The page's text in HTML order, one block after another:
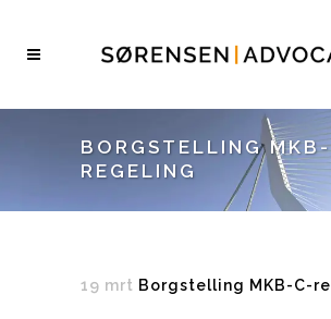
BORGSTELLING
REGELING
19 mrt Borgstelling MKB-C-